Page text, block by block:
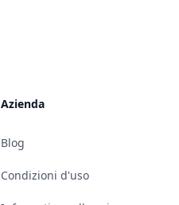
Azienda
Blog
Condizioni d'uso